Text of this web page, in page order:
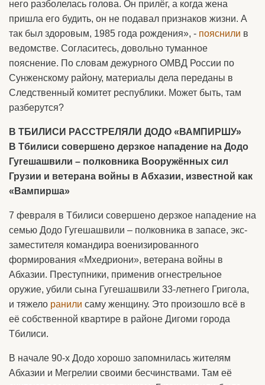
него разболелась голова. Он прилёг, а когда жена
пришла его будить, он не подавал признаков жизни. А
так был здоровым, 1985 года рождения», - пояснили в
ведомстве. Согласитесь, довольно туманное
пояснение. По словам дежурного ОМВД России по
Сунженскому району, материалы дела переданы в
Следственный комитет республики. Может быть, там
разберутся?
В ТБИЛИСИ РАССТРЕЛЯЛИ ДОДО «ВАМПИРШУ»
В Тбилиси совершено дерзкое нападение на Додо
Гугешашвили – полковника Вооружённых сил
Грузии и ветерана войны в Абхазии, известной как
«Вампирша»
7 февраля в Тбилиси совершено дерзкое нападение на
семью Додо Гугешашвили – полковника в запасе, экс-
заместителя командира военизированного
формирования «Мхедриони», ветерана войны в
Абхазии. Преступники, применив огнестрельное
оружие, убили сына Гугешашвили 33-летнего Григола,
и тяжело ранили саму женщину. Это произошло всё в
её собственной квартире в районе Дигоми города
Тбилиси.
В начале 90-х Додо хорошо запомнилась жителям
Абхазии и Мегрелии своими бесчинствами. Там её